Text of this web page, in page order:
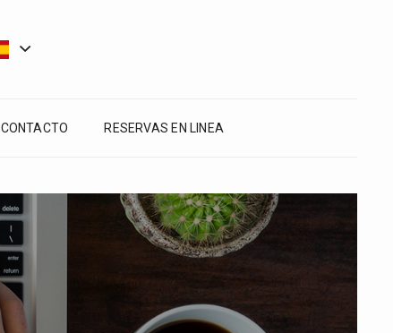
CONTACTO RESERVAS EN LINEA